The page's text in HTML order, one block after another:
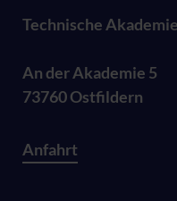
Technische
An der Akademie 5
73760 Ostfildern
Anfahrt